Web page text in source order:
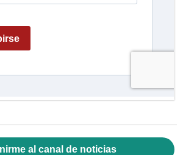
al canal de noticias